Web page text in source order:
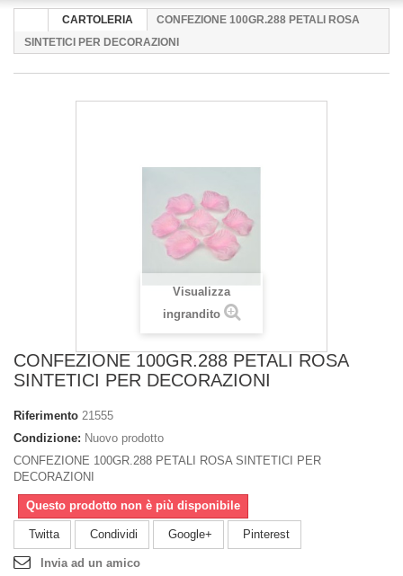
CARTOLERIA
CONFEZIONE 100GR.288 PETALI ROSA
SINTETICI PER DECORAZIONI
Visualizza
ingrandito
CONFEZIONE 100GR.288 PETALI ROSA
SINTETICI PER DECORAZIONI
Riferimento 21555
Condizione: Nuovo prodotto
CONFEZIONE 100GR.288 PETALI ROSA SINTETICI PER
DECORAZIONI
Questo prodotto non è più disponibile
Twitta Condividi Google+ Pinterest
Invia ad un amico